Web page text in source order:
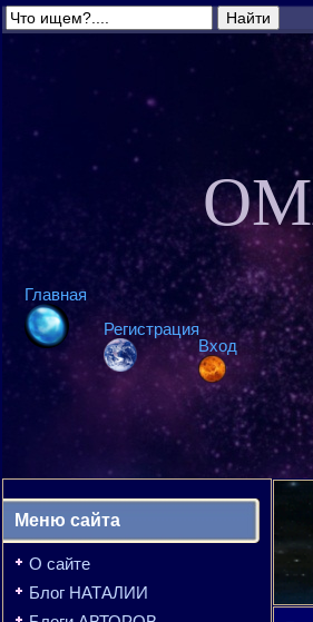
Главная
Регистрация
Вход
Меню сайта
О сайте
Блог НАТАЛИИ